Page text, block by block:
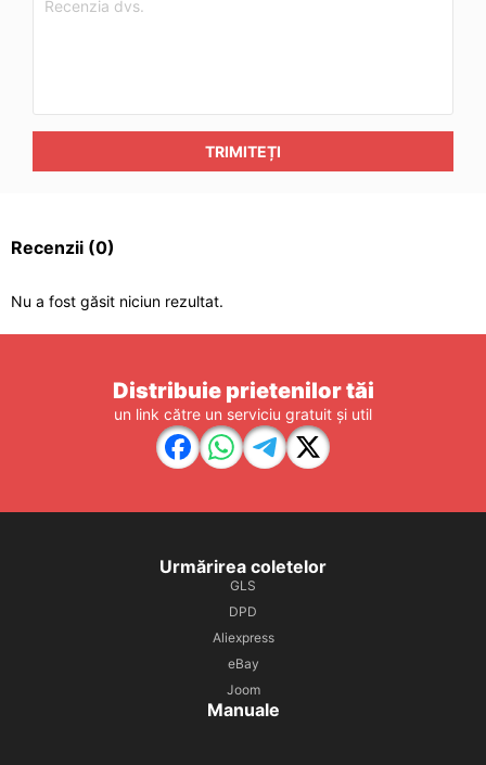
TRIMITEȚI
Recenzii (0)
Nu a fost găsit niciun rezultat.
Distribuie prietenilor tăi
un link către un serviciu gratuit și util
Urmărirea coletelor
GLS
DPD
Aliexpress
eBay
Joom
Manuale